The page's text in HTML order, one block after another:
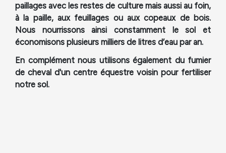
paillages avec les restes de culture mais aussi au foin,
à la paille, aux feuillages ou aux copeaux de bois.
Nous nourrissons ainsi constamment le sol et
économisons plusieurs milliers de litres d’eau par an.
En complément nous utilisons également du fumier
de cheval d'un centre équestre voisin pour fertiliser
notre sol.